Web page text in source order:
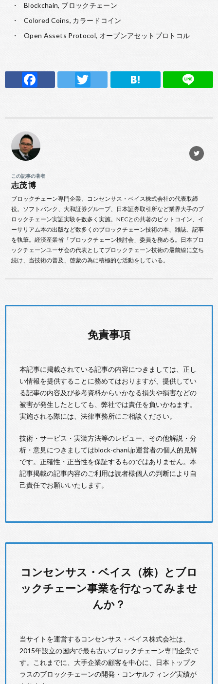
Blockchain, ブロックチェーン
Colored Coins, カラードコイン
Open Assets Protocol, オープンアセットプロトコル
F
o
o
k
T
H
Li
この記事の著者
志茂 博
ブロックチェーン専門企業、コンセンサス・ベイス株式会社の代表取締
役。ソフトバンク、大和証券グループ、日本証券取引所など業界大手のブ
ロックチェーン実証実験を数多く実施。NECとの共著のビットコイン、イ
ーサリアム本の出版など数多くのブロックチェーン技術の本、雑誌、記事
を執筆。経済産業省「ブロックチェーン検討会」委員を務める。日本ブロ
ックチェーンユーザ会の代表としてブロックチェーン技術の最前線に立ち
続け、当技術の普及、啓蒙の為に積極的な活動をしている。
免責事項
本記事に掲載されている記事の内容につきましては、正し
い情報を提供することに務めてはおりますが、提供してい
る記事の内容及び参考資料からいかなる損失や損害などの
被害が発生したとしても、弊社では責任を負いかねます。
実施される際には、法律事務所にご相談ください。
技術・サービス・実装方法等のレビュー、その他解説・分
析・意見につきましてはblock-chani.jp運営者の個人的見解
です。正確性・正当性を保証するものではありません。本
記事掲載の記事内容のご利用は読者様個人の判断により自
己責任でお願いいたします。
コンセンサス・ベイス（株）とブロ
ックチェーン事業を行なってみませ
んか？
当サイトを運営するコンセンサス・ベイス株式会社は、
2015年設立の国内で最も古いブロックチェーン専門企業で
す。これまでに、大手企業の顧客を中心に、日本トップク
ラスのブロックチェーンの開発・コンサルティング実績が